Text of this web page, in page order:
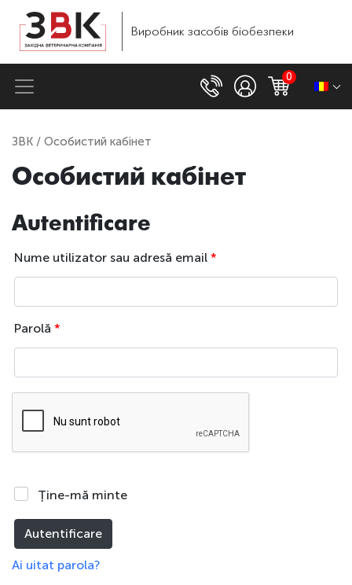
Виробник засобів біобезпеки
0
ЗВК / Особистий кабінет
Особистий кабінет
Autentificare
Nume utilizator sau adresă email *
Parolă *
Ține-mă minte
Autentificare
Ai uitat parola?